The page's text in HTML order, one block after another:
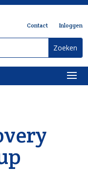
Contact Inloggen